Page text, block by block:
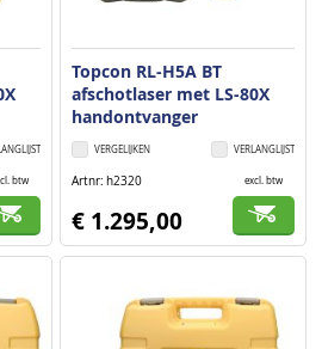
btw
Topcon RL-H5A BT
afschotlaser met LS-80X
handontvanger
VERLANGLIJST
VERGELIJKEN
Artnr h2320 excl. btw
€ 1.295,00